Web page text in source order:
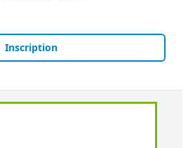
Inscription